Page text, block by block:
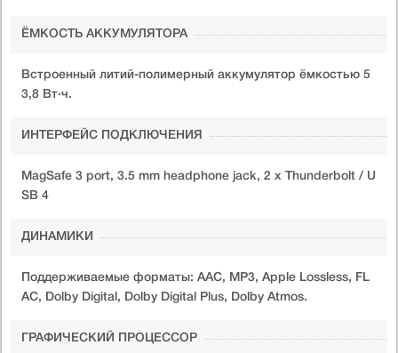
ЁМКОСТЬ АККУМУЛЯТОРА
Встроенный литий-полимерный аккумулятор ёмкостью 5
3,8 Вт·ч.
ИНТЕРФЕЙС ПОДКЛЮЧЕНИЯ
MagSafe 3 port, 3.5 mm headphone jack, 2 х Thunderbolt / U
SB 4
ДИНАМИКИ
Поддерживаемые форматы: AAC, MP3, Apple Lossless, FL
AC, Dolby Digital, Dolby Digital Plus, Dolby Atmos.
ГРАФИЧЕСКИЙ ПРОЦЕССОР